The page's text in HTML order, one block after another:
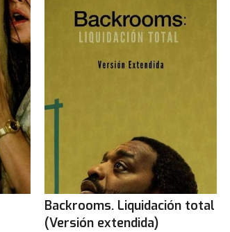
Backrooms. Liquidación total
(Versión extendida)